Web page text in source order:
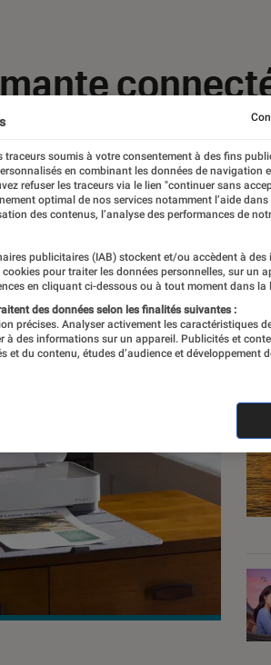
traceurs soumis à votre consentement à des fins
en combinant les données de navigation
refuser les traceurs via le lien "continuer sans
optimal de nos services notamment l’aide
des contenus, l’analyse des performances de
publicitaires (IAB) stockent et/ou accèdent à des
pour traiter les données personnelles, sur un
en cliquant ci-dessous ou à tout moment dans la
des données selon les finalités suivantes :
précises. Analyser activement les caractéristiques
à des informations sur un appareil. Publicités et
et du contenu, études d’audience et développement